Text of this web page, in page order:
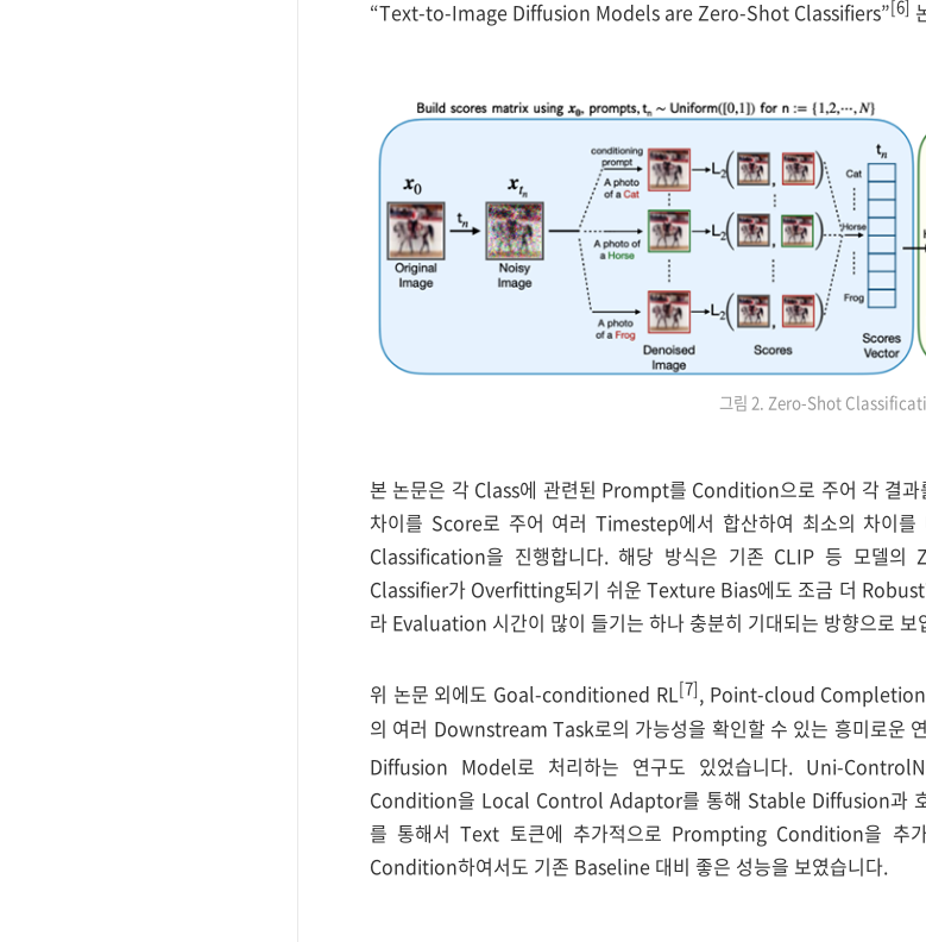
“Text-to-Image Diffusion Models are Zero-Shot Classifiers”[6]
그림 2. Zero-Shot
본 논문은 각 Class에 관련된 Prompt를 Condition으로 주어 각 결
차이를 Score로 주어 여러 Timestep에서 합산하여 최소의 차이
Classification을 진행합니다. 해당 방식은 기존 CLIP 등 모델
Classifier가 Overfitting되기 쉬운 Texture Bias에도 조금 더
라 Evaluation 시간이 많이 들기는 하나 충분히 기대되는 방향으로 보
위 논문 외에도 Goal-conditioned RL[7], Point-cloud Completion
의 여러 Downstream Task로의 가능성을 확인할 수 있는 흥미로
Diffusion Model로 처리하는 연구도 있었습니다. Uni-
Condition을 Local Control Adaptor를 통해 Stable Diffusion과
를 통해서 Text 토큰에 추가적으로 Prompting Condition을 추
Condition하여서도 기존 Baseline 대비 좋은 성능을 보였습니다.